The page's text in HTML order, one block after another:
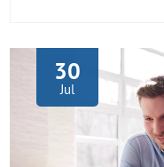
Einzelmaßnahmen […]
30
Jul